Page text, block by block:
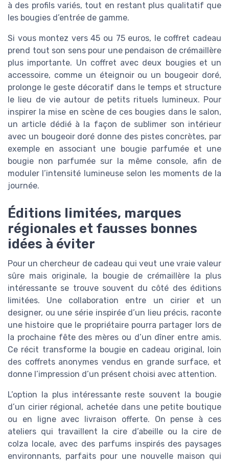
à des profils variés, tout en restant plus qualitatif que
les bougies d’entrée de gamme.
Si vous montez vers 45 ou 75 euros, le coffret cadeau
prend tout son sens pour une pendaison de crémaillère
plus importante. Un coffret avec deux bougies et un
accessoire, comme un éteignoir ou un bougeoir doré,
prolonge le geste décoratif dans le temps et structure
le lieu de vie autour de petits rituels lumineux. Pour
inspirer la mise en scène de ces bougies dans le salon,
un article dédié à la façon de sublimer son intérieur
avec un bougeoir doré donne des pistes concrètes, par
exemple en associant une bougie parfumée et une
bougie non parfumée sur la même console, afin de
moduler l’intensité lumineuse selon les moments de la
journée.
Éditions limitées, marques
régionales et fausses bonnes
idées à éviter
Pour un chercheur de cadeau qui veut une vraie valeur
sûre mais originale, la bougie de crémaillère la plus
intéressante se trouve souvent du côté des éditions
limitées. Une collaboration entre un cirier et un
designer, ou une série inspirée d’un lieu précis, raconte
une histoire que le propriétaire pourra partager lors de
la prochaine fête des mères ou d’un dîner entre amis.
Ce récit transforme la bougie en cadeau original, loin
des coffrets anonymes vendus en grande surface, et
donne l’impression d’un présent choisi avec attention.
L’option la plus intéressante reste souvent la bougie
d’un cirier régional, achetée dans une petite boutique
ou en ligne avec livraison offerte. On pense à ces
ateliers qui travaillent la cire d’abeille ou la cire de
colza locale, avec des parfums inspirés des paysages
environnants, parfaits pour une nouvelle maison qui